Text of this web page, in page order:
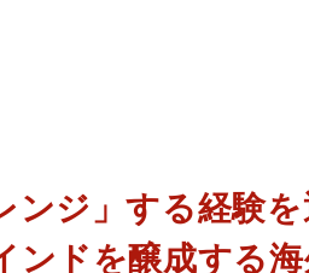
ンジ」する経験
ンドを醸成する